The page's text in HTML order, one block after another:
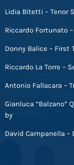
Lidia Bitetti – Tenor
Riccardo Fortunato
Donny Balice – First
Riccardo La Torre –
Antonio Fallacara –
Gianluca “Balzano”
by
David Campanella –